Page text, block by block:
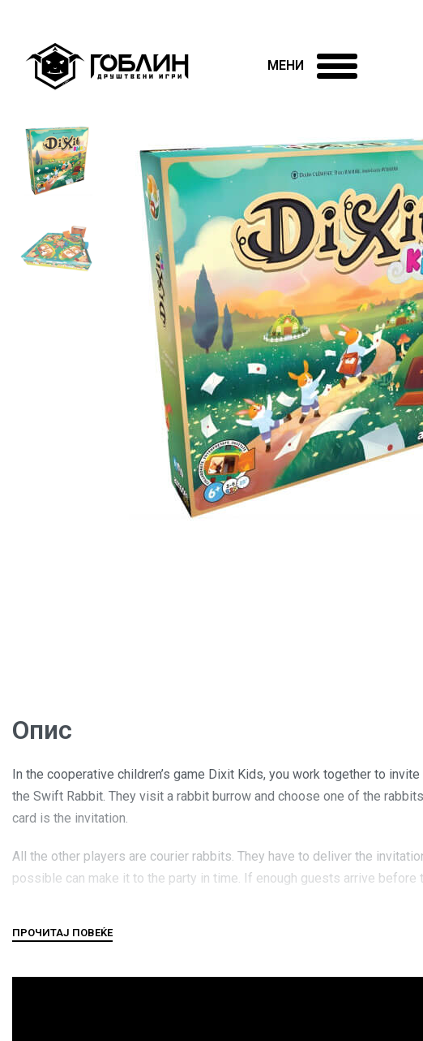
Опис
In the cooperative children’s game Dixit Kids, you work together to
the Swift Rabbit. They visit a rabbit burrow and choose one of the
card is the invitation.
All the other players are courier rabbits. They have to deliver the
possible can make it to the party in time. If enough guests arrive before
universe.
A child-friendly adaptation of the classic game Dixit.